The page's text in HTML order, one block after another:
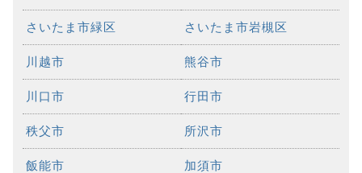
さいたま市緑区 さいたま市岩槻区
川越市 熊谷市
川口市 行田市
秩父市 所沢市
飯能市 加須市